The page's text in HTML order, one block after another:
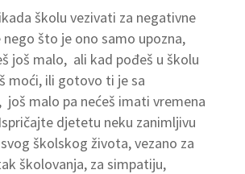
školu vezivati za negativne
što je ono samo upozna,
još malo, ali kad pođeš u školu
moći, ili gotovo ti je sa
još malo pa nećeš imati vremena
djetetu neku zanimljivu
školskog života, vezano za
školovanja, za simpatiju,